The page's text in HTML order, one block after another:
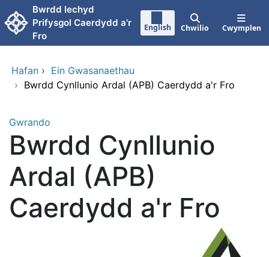
Neidio i'r prif gynnwy
Bwrdd Iechyd
Prifysgol Caerdydd a'r
Fro
English Chwilio Cwymplen
Hafan › Ein Gwasanaethau
› Bwrdd Cynllunio Ardal (APB) Caerdydd a'r Fro
Gwrando
Bwrdd Cynllunio
Ardal (APB)
Caerdydd a'r Fro